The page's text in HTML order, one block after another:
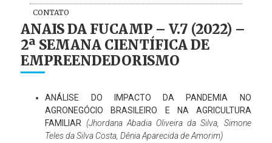
CONTATO
ANAIS DA FUCAMP – V.7 (2022) –
2ª SEMANA CIENTÍFICA DE
EMPREENDEDORISMO
ANÁLISE DO IMPACTO DA PANDEMIA NO
AGRONEGÓCIO BRASILEIRO E NA AGRICULTURA
FAMILIAR (Jhordana Abadia Oliveira da Silva, Simone
Teles da Silva Costa, Dênia Aparecida de Amorim)